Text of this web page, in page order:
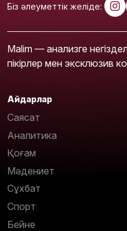
Біз әлеуметтік желіде:
Malim — анализге
пікірлер мен эксклюзив
Айдарлар
Саясат
Аналитика
Қоғам
Мәдениет
Сұхбат
Спорт
Бейне